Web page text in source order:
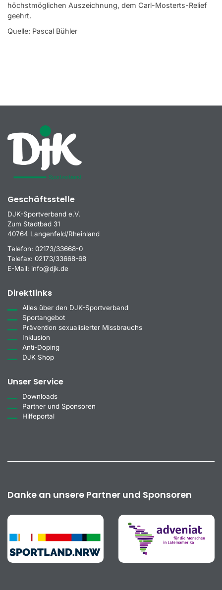
höchstmöglichen Auszeichnung, dem Carl-Mosterts-Relief
geehrt.
Quelle: Pascal Bühler
Geschäftsstelle
DJK-Sportverband e.V.
Zum Stadtbad 31
40764 Langenfeld/Rheinland
Telefon: 02173/33668-0
Telefax: 02173/33668-68
E-Mail: info@djk.de
Direktlinks
Alles über den DJK-Sportverband
Sportangebot
Prävention sexualisierter Missbrauchs
Inklusion
Anti-Doping
DJK Shop
Unser Service
Downloads
Partner und Sponsoren
Hilfeportal
Danke an unsere Partner und Sponsoren